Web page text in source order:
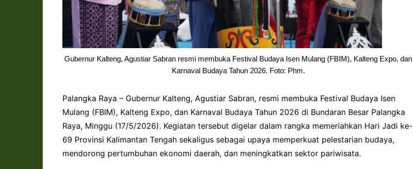
Gubernur Kalteng, Agustiar Sabran resmi membuka Festival Budaya Isen Mulang (FBIM), Kalteng Expo, dan
Karnaval Budaya Tahun 2026. Foto: Phm.
Palangka Raya – Gubernur Kalteng, Agustiar Sabran, resmi membuka Festival Budaya Isen
Mulang (FBIM), Kalteng Expo, dan Karnaval Budaya Tahun 2026 di Bundaran Besar Palangka
Raya, Minggu (17/5/2026). Kegiatan tersebut digelar dalam rangka memeriahkan Hari Jadi ke-
69 Provinsi Kalimantan Tengah sekaligus sebagai upaya memperkuat pelestarian budaya,
mendorong pertumbuhan ekonomi daerah, dan meningkatkan sektor pariwisata.